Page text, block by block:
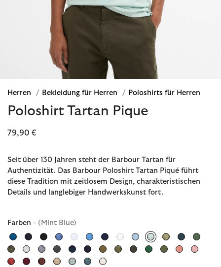
Herren / Bekleidung für Herren / Poloshirts für Herren
Poloshirt Tartan Pique
79,90 €
Seit über 130 Jahren steht der Barbour Tartan für
Authentizität. Das Barbour Poloshirt Tartan Piqué führt
diese Tradition mit zeitlosem Design, charakteristischen
Details und langlebiger Handwerkskunst fort.
Farben - (Mint Blue)
ausgewählt